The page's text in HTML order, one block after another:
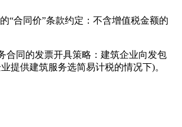
合同价”条款约定：不含增值税金额的
同的发票开具策略：建筑企业向发包
提供建筑服务选简易计税的情况下)。